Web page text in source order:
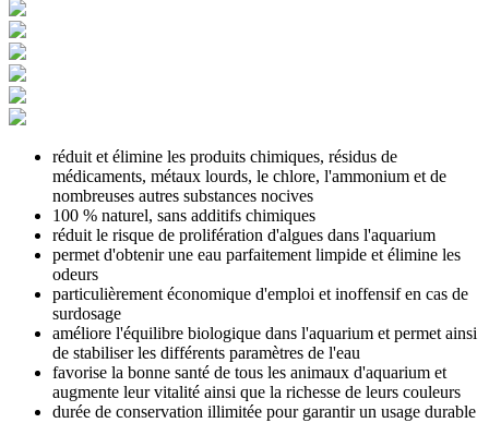
réduit et élimine les produits chimiques, résidus de
médicaments, métaux lourds, le chlore, l'ammonium et de
nombreuses autres substances nocives
100 % naturel, sans additifs chimiques
réduit le risque de prolifération d'algues dans l'aquarium
permet d'obtenir une eau parfaitement limpide et élimine les
odeurs
particulièrement économique d'emploi et inoffensif en cas de
surdosage
améliore l'équilibre biologique dans l'aquarium et permet ainsi
de stabiliser les différents paramètres de l'eau
favorise la bonne santé de tous les animaux d'aquarium et
augmente leur vitalité ainsi que la richesse de leurs couleurs
durée de conservation illimitée pour garantir un usage durable